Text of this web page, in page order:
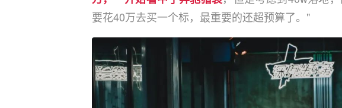
要花40万去买一个标，最重要的还超预算了。"